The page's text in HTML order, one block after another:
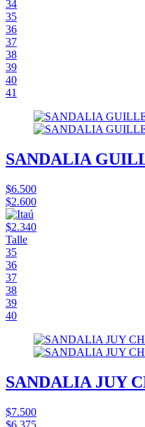
34
35
36
37
38
39
40
41
SANDALIA
$6.500
$2.600
$2.340
Talle
35
36
37
38
39
40
SANDALIA JUY
$7.500
$6.375